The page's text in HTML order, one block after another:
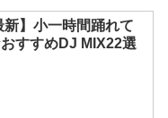
新】小一時間踊れて
すすめDJ MIX22選